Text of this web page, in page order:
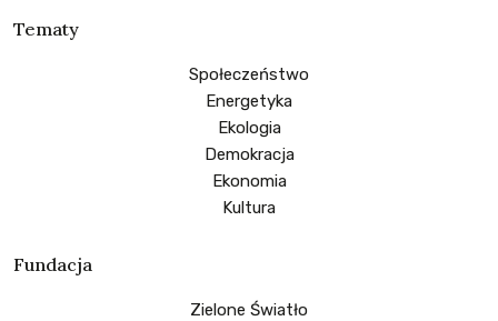
Tematy
Społeczeństwo
Energetyka
Ekologia
Demokracja
Ekonomia
Kultura
Fundacja
Zielone Światło